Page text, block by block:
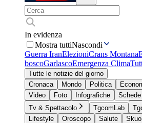
In evidenza
Mostra tuttiNascondi
Guerra IranElezioniCrans Montana
boscoGarlascoEmergenza Clima
Tutte le notizie del giorno
Cronaca
Mondo Politica
Video
Foto Infografiche
Schede
Tv & Spettacolo
TgcomLab
Lifestyle
Oroscopo Salute